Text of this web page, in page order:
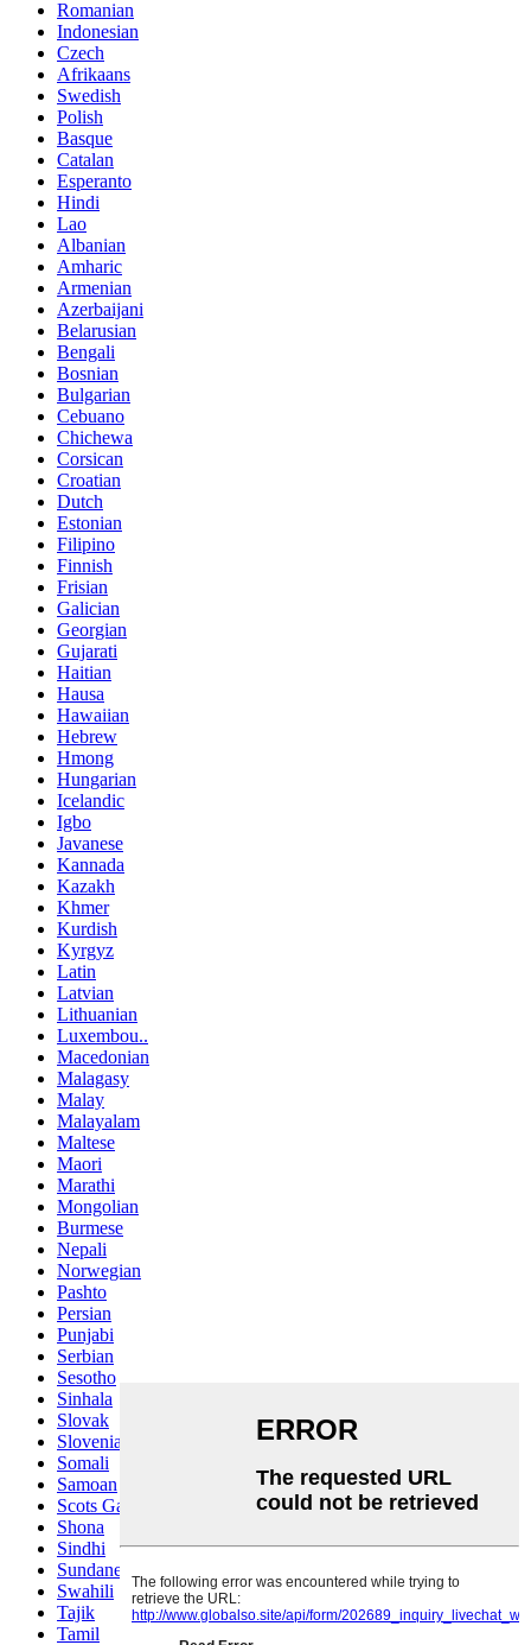
Romanian
Indonesian
Czech
Afrikaans
Swedish
Polish
Basque
Catalan
Esperanto
Hindi
Lao
Albanian
Amharic
Armenian
Azerbaijani
Belarusian
Bengali
Bosnian
Bulgarian
Cebuano
Chichewa
Corsican
Croatian
Dutch
Estonian
Filipino
Finnish
Frisian
Galician
Georgian
Gujarati
Haitian
Hausa
Hawaiian
Hebrew
Hmong
Hungarian
Icelandic
Igbo
Javanese
Kannada
Kazakh
Khmer
Kurdish
Kyrgyz
Latin
Latvian
Lithuanian
Luxembou..
Macedonian
Malagasy
Malay
Malayalam
Maltese
Maori
Marathi
Mongolian
Burmese
Nepali
Norwegian
Pashto
Persian
Punjabi
Serbian
Sesotho
Sinhala
Slovak
Slovenian
Somali
Samoan
Scots Gaelic
Shona
Sindhi
Sundanese
Swahili
Tajik
Tamil